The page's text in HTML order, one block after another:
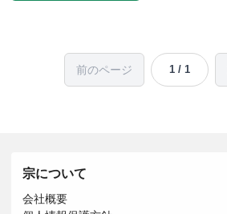
前のページ 1 / 1
宗について
会社概要